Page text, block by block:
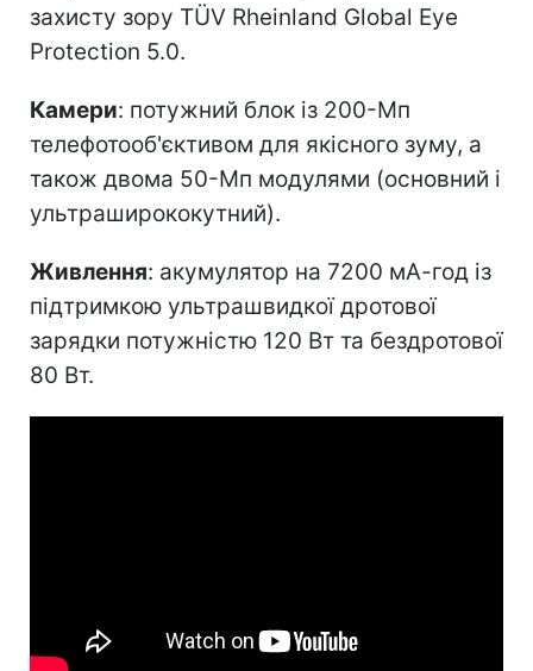
захисту зору TÜV Rheinland Global Eye
Protection 5.0.
Камери: потужний блок із 200-Мп
телефотооб'єктивом для якісного зуму, а
також двома 50-Мп модулями (основний і
ультраширококутний).
Живлення: акумулятор на 7200 мА-год із
підтримкою ультрашвидкої дротової
зарядки потужністю 120 Вт та бездротової
80 Вт.